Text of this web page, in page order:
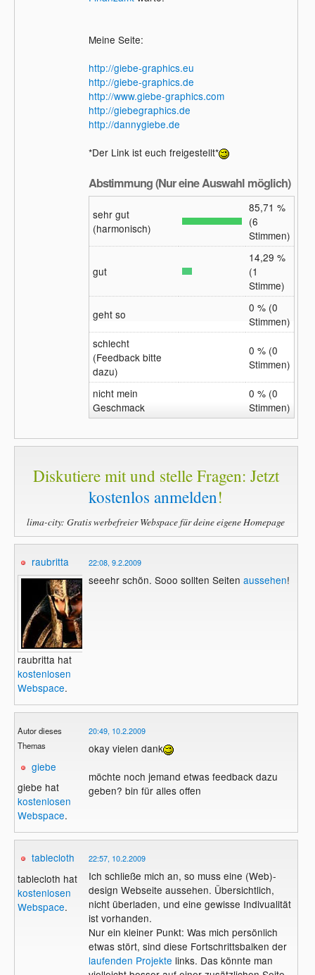
Meine Seite:
http://giebe-graphics.eu
http://giebe-graphics.de
http://www.giebe-graphics.com
http://giebegraphics.de
http://dannygiebe.de
*Der Link ist euch freigestellt*
Abstimmung (Nur eine Auswahl möglich)
sehr gut
(harmonisch)
85,71 %
(6
Stimmen)
gut
14,29 %
(1
Stimme)
geht so
0 % (0
Stimmen)
schlecht
(Feedback bitte
dazu)
0 % (0
Stimmen)
nicht mein
Geschmack
0 % (0
Stimmen)
Diskutiere mit und stelle Fragen: Jetzt
kostenlos anmelden!
lima-city: Gratis werbefreier Webspace für deine eigene Homepage
raubritta
raubritta hat
kostenlosen
Webspace.
22:08, 9.2.2009
seeehr schön. Sooo sollten Seiten aussehen!
Autor dieses
Themas
giebe
giebe hat
kostenlosen
Webspace.
20:49, 10.2.2009
okay vielen dank
möchte noch jemand etwas feedback dazu
geben? bin für alles offen
tablecloth
tablecloth hat
kostenlosen
Webspace.
22:57, 10.2.2009
Ich schließe mich an, so muss eine (Web)-
design Webseite aussehen. Übersichtlich,
nicht überladen, und eine gewisse Indivualität
ist vorhanden.
Nur ein kleiner Punkt: Was mich persönlich
etwas stört, sind diese Fortschrittsbalken der
laufenden Projekte links. Das könnte man